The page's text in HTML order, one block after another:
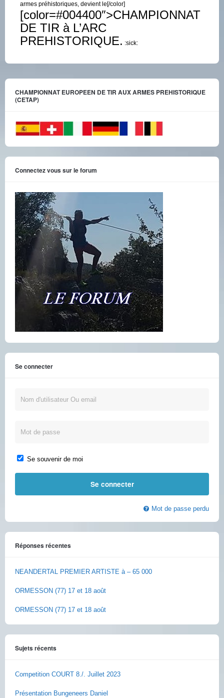
armes préhistoriques, devient le[/color]
[color=#004400″>CHAMPIONNAT
DE TIR à L’ARC
PREHISTORIQUE. :sick:
CHAMPIONNAT EUROPEEN DE TIR AUX ARMES PREHISTORIQUE
(CETAP)
Connectez vous sur le forum
Se connecter
Se souvenir de moi
Mot de passe perdu
Réponses récentes
NEANDERTAL PREMIER ARTISTE à – 65 000
ORMESSON (77) 17 et 18 août
ORMESSON (77) 17 et 18 août
Sujets récents
Competition COURT 8./. Juillet 2023
Présentation Bungeneers Daniel